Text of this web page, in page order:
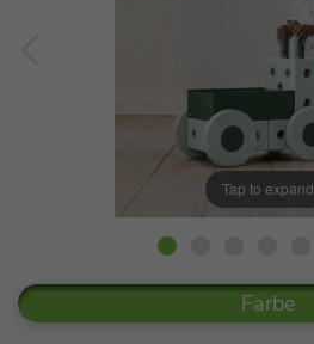
Tap to expand
Farbe